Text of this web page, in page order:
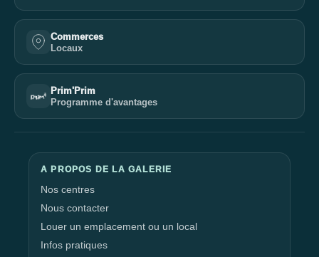
Commerces
Locaux
Prim'Prim
Programme d'avantages
A PROPOS DE LA GALERIE
Nos centres
Nous contacter
Louer un emplacement ou un local
Infos pratiques